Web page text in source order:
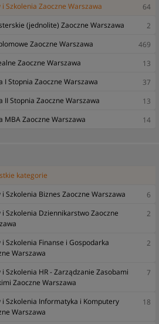
i Szkolenia Zaoczne Warszawa
64
(jednolite) Zaoczne Warszawa
2
Zaoczne Warszawa
469
Zaoczne Warszawa
13
I Stopnia Zaoczne Warszawa
37
II Stopnia Zaoczne Warszawa
13
MBA Zaoczne Warszawa
14
kategorie
i Szkolenia Biznes Zaoczne Warszawa
6
i Szkolenia Dziennikarstwo Zaoczne
2
i Szkolenia Finanse i Gospodarka
Warszawa
2
i Szkolenia HR - Zarządzanie Zasobami
Zaoczne Warszawa
7
i Szkolenia Informatyka i Komputery
Warszawa
18